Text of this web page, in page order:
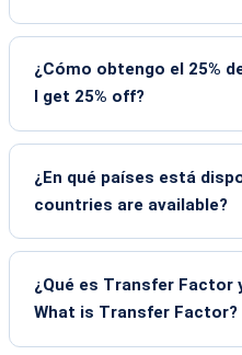
¿Cómo obtengo el 25%
I get 25% off?
¿En qué países está
countries are available?
¿Qué es Transfer Factor
What is Transfer Factor?